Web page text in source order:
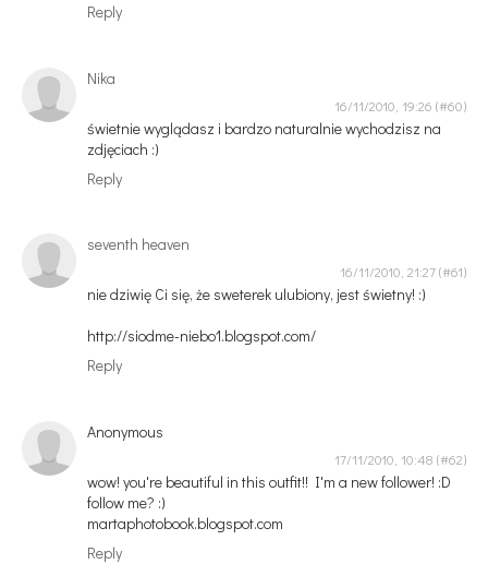
Reply
Nika
16/11/2010, 19:26
świetnie wyglądasz i bardzo naturalnie wychodzisz na
zdjęciach :)
Reply
seventh heaven
16/11/2010, 21:27
nie dziwię Ci się, że sweterek ulubiony, jest świetny! :)
http://siodme-niebo1.blogspot.com/
Reply
Anonymous
17/11/2010, 10:48
wow! you're beautiful in this outfit!! I'm a new follower! :D
follow me? :)
martaphotobook.blogspot.com
Reply